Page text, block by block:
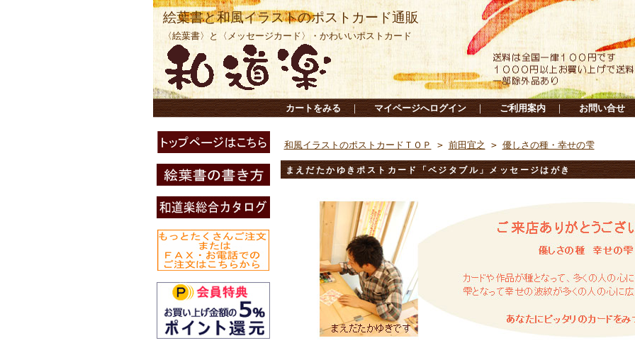
絵葉書と和風イラストのポストカード通販
〈絵葉書〉と〈メッセージカード〉・かわいいポストカード
カートをみる ｜ マイページへログイン ｜ ご利用案内 ｜ お問い合せ
和風イラストのポストカードＴＯＰ > 前田宜之 > 優しさの種・幸せの雫
まえだたかゆきポストカード「ベジタブル」メッセージはがき